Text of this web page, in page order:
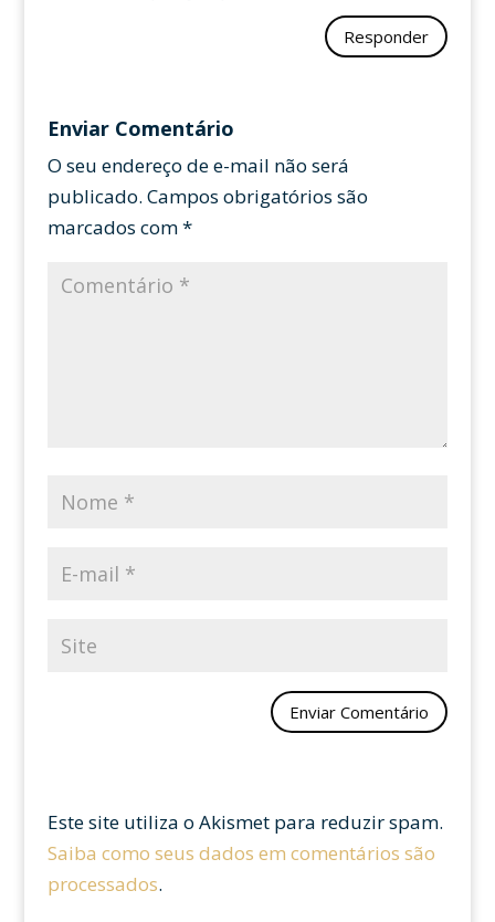
Responder
Enviar Comentário
O seu endereço de e-mail não será
publicado. Campos obrigatórios são
marcados com*
Este site utiliza o Akismet para reduzir spam.
Saiba como seus dados em comentários são
processados.